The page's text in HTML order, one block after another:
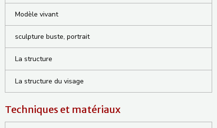
Modèle vivant
sculpture buste, portrait
La structure
La structure du visage
Techniques et matériaux